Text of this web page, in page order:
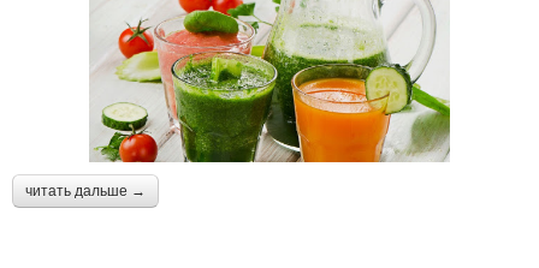
читать дальше →